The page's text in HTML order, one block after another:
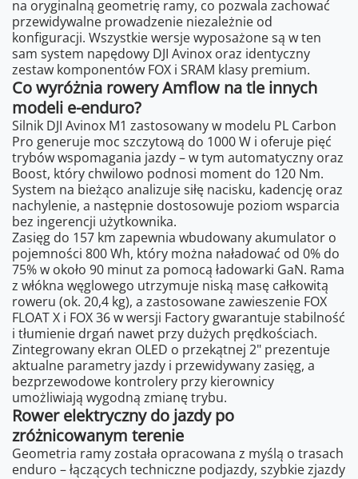
na oryginalną geometrię ramy, co pozwala zachować
przewidywalne prowadzenie niezależnie od
konfiguracji. Wszystkie wersje wyposażone są w ten
sam system napędowy DJI Avinox oraz identyczny
zestaw komponentów FOX i SRAM klasy premium.
Co wyróżnia rowery Amflow na tle innych
modeli e-enduro?
Silnik DJI Avinox M1 zastosowany w modelu PL Carbon
Pro generuje moc szczytową do 1000 W i oferuje pięć
trybów wspomagania jazdy – w tym automatyczny oraz
Boost, który chwilowo podnosi moment do 120 Nm.
System na bieżąco analizuje siłę nacisku, kadencję oraz
nachylenie, a następnie dostosowuje poziom wsparcia
bez ingerencji użytkownika.
Zasięg do 157 km zapewnia wbudowany akumulator o
pojemności 800 Wh, który można naładować od 0% do
75% w około 90 minut za pomocą ładowarki GaN. Rama
z włókna węglowego utrzymuje niską masę całkowitą
roweru (ok. 20,4 kg), a zastosowane zawieszenie FOX
FLOAT X i FOX 36 w wersji Factory gwarantuje stabilność
i tłumienie drgań nawet przy dużych prędkościach.
Zintegrowany ekran OLED o przekątnej 2" prezentuje
aktualne parametry jazdy i przewidywany zasięg, a
bezprzewodowe kontrolery przy kierownicy
umożliwiają wygodną zmianę trybu.
Rower elektryczny do jazdy po
zróżnicowanym terenie
Geometria ramy została opracowana z myślą o trasach
enduro – łączących techniczne podjazdy, szybkie zjazdy